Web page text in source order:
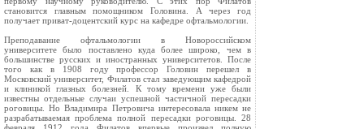
становится главным помощником Головина. А через год
получает приват-доцентский курс на кафедре офтальмологии.
Преподавание офтальмологии в Новороссийском
университете было поставлено куда более широко, чем в
большинстве русских и иностранных университетов. После
того как в 1908 году профессор Головин перешел в
Московский университет, Филатов стал заведующим кафедрой
и клиникой глазных болезней. К тому времени уже были
известны отдельные случаи успешной частичной пересадки
роговицы. Но Владимира Петровича интересовала никем не
разрабатываемая проблема полной пересадки роговицы. 28